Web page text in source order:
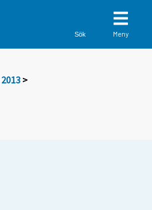
Sök Meny
2013 >